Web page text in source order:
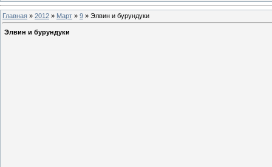
Главная » 2012 » Март » 9 » Элвин и бурундуки
Элвин и бурундуки